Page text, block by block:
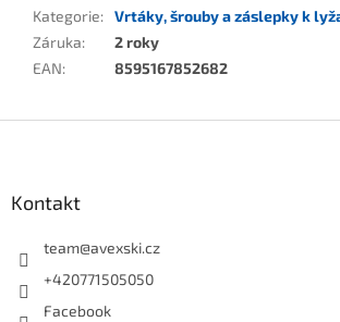
Kategorie: Vrtáky, šrouby a záslepky k
Záruka:
2 roky
EAN: 8595167852682
Kontakt
team@avexski.cz
+420771505050
Facebook